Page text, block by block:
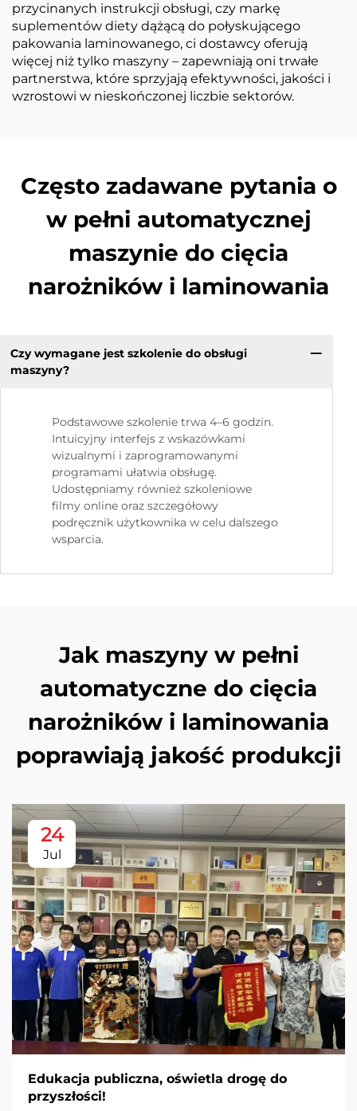
przycinanych instrukcji obsługi, czy markę
suplementów diety dążącą do połyskującego
pakowania laminowanego, ci dostawcy oferują
więcej niż tylko maszyny – zapewniają oni trwałe
partnerstwa, które sprzyjają efektywności, jakości i
wzrostowi w nieskończonej liczbie sektorów.
Często zadawane pytania o
w pełni automatycznej
maszynie do cięcia
narożników i laminowania
Czy wymagane jest szkolenie do obsługi
maszyny?
Podstawowe szkolenie trwa 4–6 godzin.
Intuicyjny interfejs z wskazówkami
wizualnymi i zaprogramowanymi
programami ułatwia obsługę.
Udostępniamy również szkoleniowe
filmy online oraz szczegółowy
podręcznik użytkownika w celu dalszego
wsparcia.
Jak maszyny w pełni
automatyczne do cięcia
narożników i laminowania
poprawiają jakość produkcji
24
Jul
Edukacja publiczna, oświetla drogę do
przyszłości!